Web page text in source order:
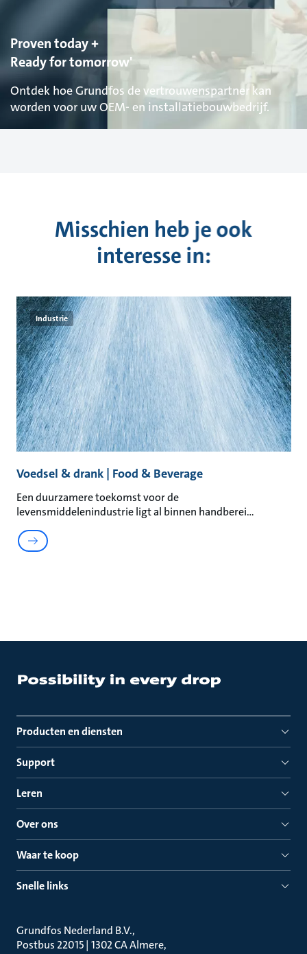
Proven today +
Ready for tomorrow'
Ontdek hoe Grundfos de vertrouwenspartner kan
worden voor uw OEM- en installatiebouwbedrijf.
Misschien heb je ook
interesse in:
Industrie
Voedsel & drank | Food & Beverage
Een duurzamere toekomst voor de
levensmiddelenindustrie ligt al binnen handberei
Producten en diensten
Support
Leren
Over ons
Waar te koop
Snelle links
Grundfos Nederland B.V.
Postbus 22015 | 1302 CA Almere